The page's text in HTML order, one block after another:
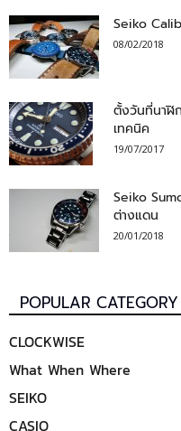
Seiko
08/02/2018
ตั้งวันที่นาฬิ
เทคนิค
19/07/2017
Seiko
ต่างแดน
20/01/2018
POPULAR CATEGORY
CLOCKWISE
What When Where
SEIKO
CASIO